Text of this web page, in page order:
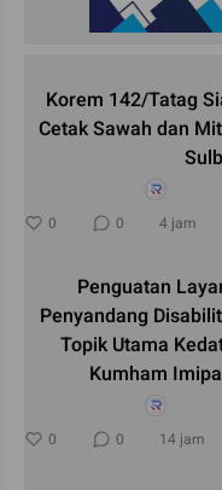
Korem 142/Tatag
Cetak Sawah dan
0 0 4 jam
Penguatan
Penyandang
Topik Utama
Kumham
0 0 14 jam